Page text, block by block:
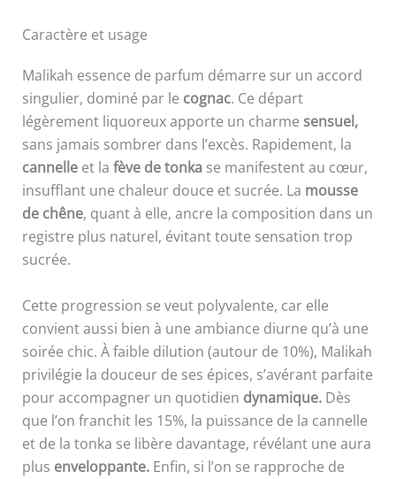
Caractère et usage
Malikah essence de parfum démarre sur un accord
singulier, dominé par le cognac. Ce départ
légèrement liquoreux apporte un charme sensuel,
sans jamais sombrer dans l’excès. Rapidement, la
cannelleet la fève de tonkase manifestent au cœur,
insufflant une chaleur douce et sucrée. La mousse
de chêne, quant à elle, ancre la composition dans un
registre plus naturel, évitant toute sensation trop
sucrée.
Cette progression se veut polyvalente, car elle
convient aussi bien à une ambiance diurne qu’à une
soirée chic. À faible dilution (autour de 10%), Malikah
privilégie la douceur de ses épices, s’avérant parfaite
pour accompagner un quotidien dynamique.Dès
que l’on franchit les 15%, la puissance de la cannelle
et de la tonka se libère davantage, révélant une aura
plus enveloppante.Enfin, si l’on se rapproche de